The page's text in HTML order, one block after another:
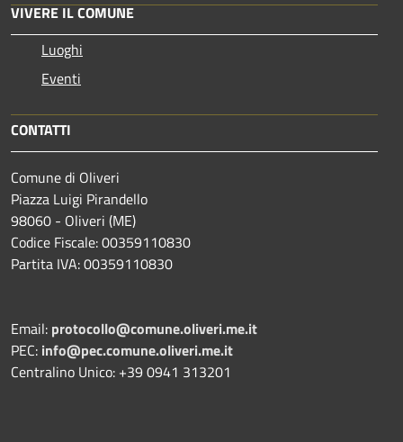
VIVERE IL COMUNE
Luoghi
Eventi
CONTATTI
Comune di Oliveri
Piazza Luigi Pirandello
98060 - Oliveri (ME)
Codice Fiscale: 00359110830
Partita IVA: 00359110830
Email: protocollo@comune.oliveri.me.it
PEC: info@pec.comune.oliveri.me.it
Centralino Unico: +39 0941 313201